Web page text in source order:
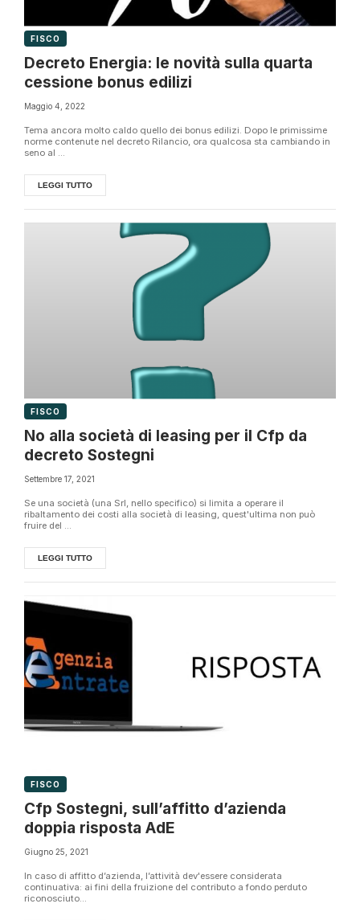
FISCO
Decreto Energia: le novità sulla quarta
cessione bonus edilizi
Maggio 4, 2022
Tema ancora molto caldo quello dei bonus edilizi. Dopo le primissime
norme contenute nel decreto Rilancio, ora qualcosa sta cambiando in
seno al ...
LEGGI TUTTO
FISCO
No alla società di leasing per il Cfp da
decreto Sostegni
Settembre 17, 2021
Se una società (una Srl, nello specifico) si limita a operare il
ribaltamento dei costi alla società di leasing, quest'ultima non può
fruire del ...
LEGGI TUTTO
FISCO
Cfp Sostegni, sull’affitto d’azienda
doppia risposta AdE
Giugno 25, 2021
In caso di affitto d’azienda, l’attività dev'essere considerata
continuativa: ai fini della fruizione del contributo a fondo perduto
riconosciuto...